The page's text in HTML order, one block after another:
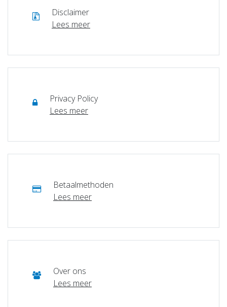
Disclaimer
Lees meer
Privacy Policy
Lees meer
Betaalmethoden
Lees meer
Over ons
Lees meer